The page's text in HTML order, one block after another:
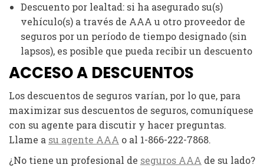
Descuento por lealtad: si ha asegurado su(s)
vehículo(s) a través de AAA u otro proveedor de
seguros por un período de tiempo designado (sin
lapsos), es posible que pueda recibir un descuento
ACCESO A DESCUENTOS
Los descuentos de seguros varían, por lo que, para
maximizar sus descuentos de seguros, comuníquese
con su agente para discutir y hacer preguntas.
Llame a su agente AAA o al 1-866-222-7868.
¿No tiene un profesional de seguros AAA de su lado?